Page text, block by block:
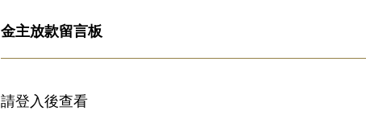
金主放款留言板
請登入後查看